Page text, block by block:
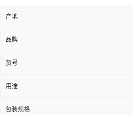
产地
品牌
货号
用途
包装规格